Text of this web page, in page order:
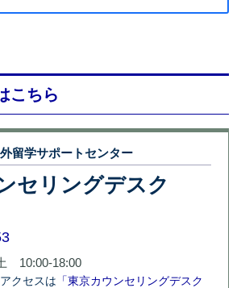
こちら
留学サポートセンター
セリングデスク
10:00-18:00
クセスは 「東京カウンセリングデスク